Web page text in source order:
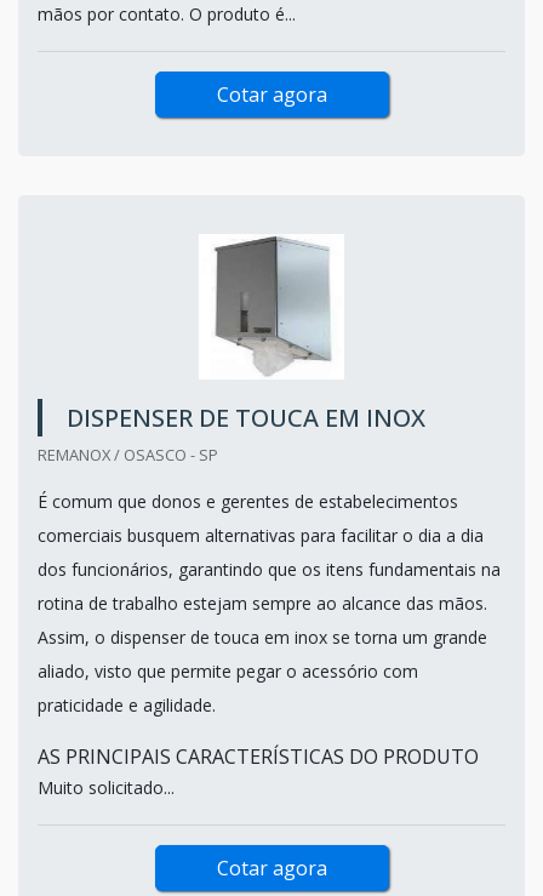
mãos por contato. O produto é...
Cotar agora
DISPENSER DE TOUCA EM INOX
REMANOX / OSASCO - SP
É comum que donos e gerentes de estabelecimentos
comerciais busquem alternativas para facilitar o dia a dia
dos funcionários, garantindo que os itens fundamentais na
rotina de trabalho estejam sempre ao alcance das mãos.
Assim, o dispenser de touca em inox se torna um grande
aliado, visto que permite pegar o acessório com
praticidade e agilidade.
AS PRINCIPAIS CARACTERÍSTICAS DO PRODUTO
Muito solicitado...
Cotar agora